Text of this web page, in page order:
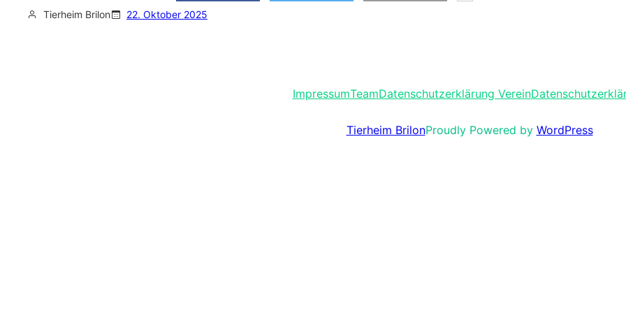
Tierheim Brilon 22. Oktober 2025
ImpressumTeamDatenschutzerklärung Verein
Tierheim BrilonProudly Powered by WordPress